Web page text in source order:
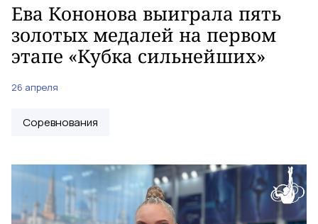
Ева Кононова выиграла пять
золотых медалей на первом
этапе «Кубка сильнейших»
26 апреля
Соревнования